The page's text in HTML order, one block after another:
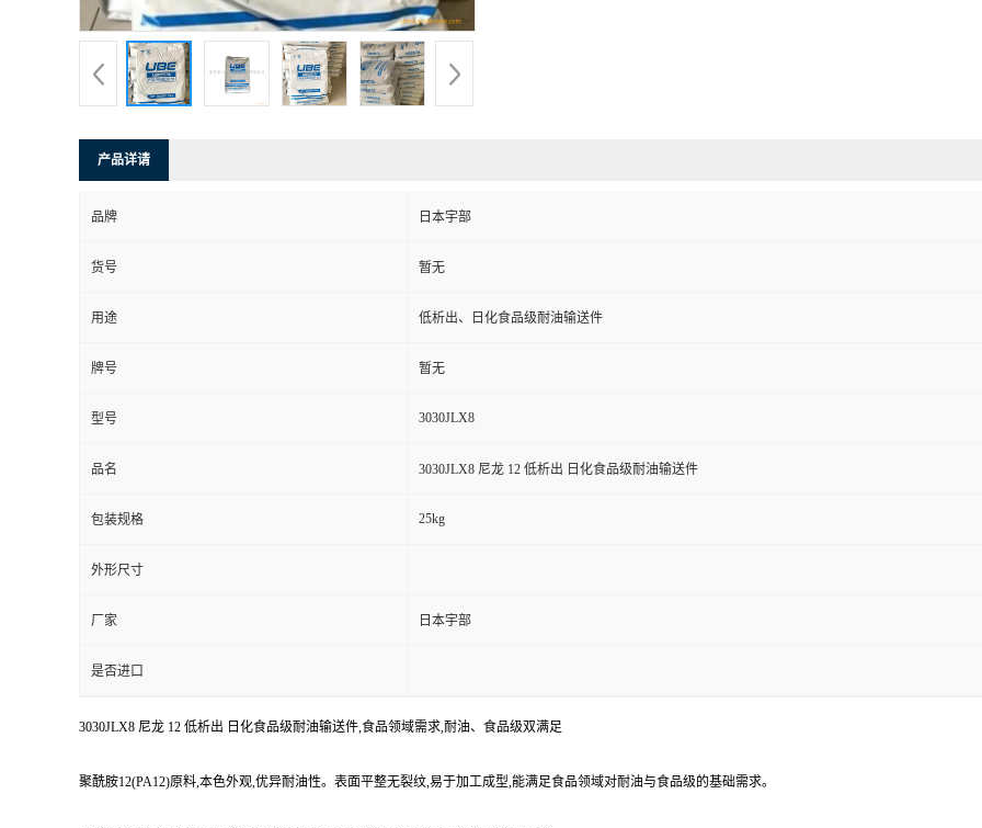
产品详请
品牌 日本宇部
货号 暂无
用途 低析出、日化食品级耐油输送件
牌号 暂无
型号 3030JLX8
品名 3030JLX8 尼龙 12 低析出 日化食品级耐油输送件
包装规格 25kg
外形尺寸
厂家 日本宇部
是否进口
3030JLX8 尼龙 12 低析出 日化食品级耐油输送件,食品领域需求,耐油、食品级双满足
聚酰胺12(PA12)原料,本色外观,优异耐油性。表面平整无裂纹,易于加工成型,能满足食品领域对耐油与食品级的基础需求。